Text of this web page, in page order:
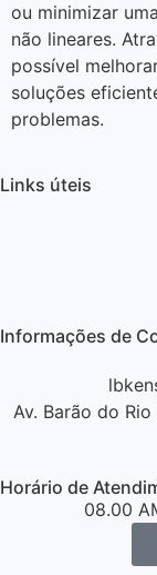
ou minimizar
não lineares.
possível
soluções
problemas.
Links úteis
Informações de
Av. Barão do
Horário de
08.00